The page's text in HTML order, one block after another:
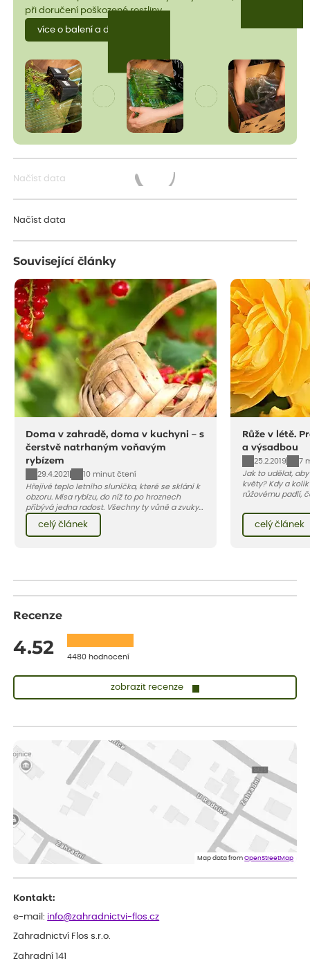
při doručení poškozené rostliny.
více o balení a dopravě
Načíst data
Načíst data
Související články
Doma v zahradě, doma v kuchyni – s
čerstvě natrhaným voňavým
rybízem
29.4.2021
10 minut čtení
Hřejivé teplo letního sluníčka, které se sklání k
obzoru. Mísa rybízu, do níž to po hroznech
přibývá jedna radost. Všechny ty vůně a zvuky
červencové zahrady. Sklizeň rybízu do kuchyně
vnese neuvěřitelný klid a radost. A taky trochu
bezstarostnosti dětství při mlsání babiččina
celý článek
Růže v létě.
a výsadbou
25.2.2019
7
Jak to udělat,
květy? Kdy a
růžovému padlí,
najdete v našem
celý článek
Recenze
4.52 4480 hodnocení
zobrazit recenze
Doporučuji. Naprostá spokojenost.
Marcela
ověřený nákup dnes
Jsem spokojená a budu vás doporučovat.
Vratislav
Spokojenost rostlina dorazila vpořádku
Map data fromOpenStreetMap
Kontakt:
e-mail: info@zahradnictvi-flos.cz
Zahradnictví Flos s.r.o.
Zahradní 141